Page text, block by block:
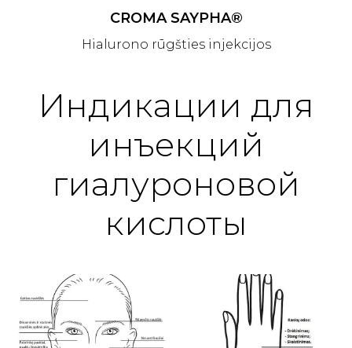
CROMA SAYPHA®
Hialurono rūgšties injekcijos
Индикации для
инъекций
гиалуроновой
кислоты